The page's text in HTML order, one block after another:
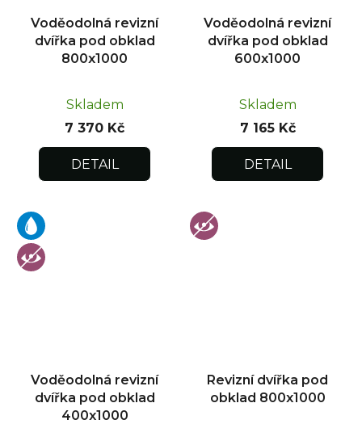
Voděodolná revizní
dvířka pod obklad
800x1000
Skladem
7 370 Kč
DETAIL
Voděodolná revizní
dvířka pod obklad
600x1000
Skladem
7 165 Kč
DETAIL
Voděodolná revizní
dvířka pod obklad
400x1000
Revizní dvířka pod
obklad 800x1000